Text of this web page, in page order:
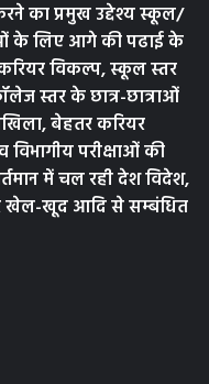
का प्रमुख उद्देश्य स्कूल/
के लिए आगे की पढाई के
विकल्प, स्कूल स्तर
स्तर के छात्र-छात्राओं
बेहतर करियर
विभागीय परीक्षाओं की
में चल रही देश विदेश,
खेल-खूद आदि से सम्बंधित